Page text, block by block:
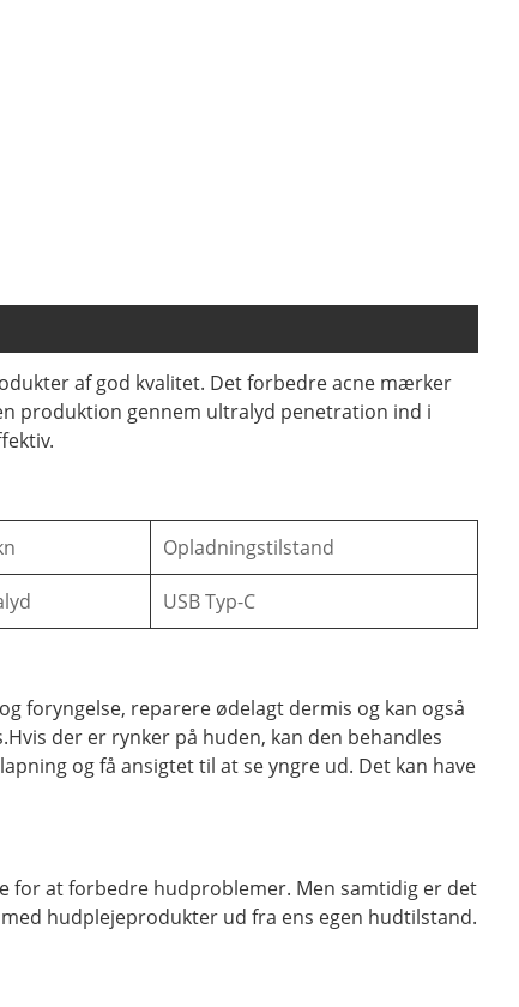
af god kvalitet. Det forbedre acne mærker
produktion gennem ultralyd penetration ind i
Opladningstilstand
USB Typ-C
foryngelse, reparere ødelagt dermis og kan også
der er rynker på huden, kan den behandles
og få ansigtet til at se yngre ud. Det kan have
for at forbedre hudproblemer. Men samtidig er det
hudplejeprodukter ud fra ens egen hudtilstand.